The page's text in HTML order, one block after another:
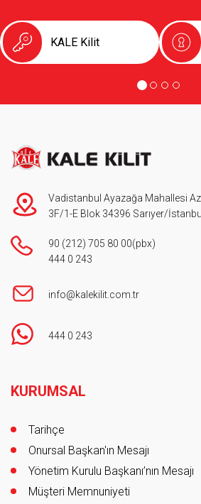
KALE Kilit
Vadistanbul Ayazağa Mahallesi
3F/1-E Blok 34396 Sarıyer/İstanbul
90 (212) 705 80 00(pbx)
444 0 243
info@kalekilit.com.tr
444 0 243
KURUMSAL
Tarihçe
Onursal Başkan'ın Mesajı
Yönetim Kurulu Başkanı’nın Mesajı
Müşteri Memnuniyeti